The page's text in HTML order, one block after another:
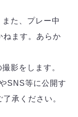
た、プレー中
ねます。あらか
影をします。
SNS等に公開す
承ください。